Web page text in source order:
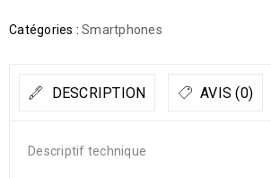
Catégories : Smartphones
DESCRIPTION AVIS (0)
Descriptif technique